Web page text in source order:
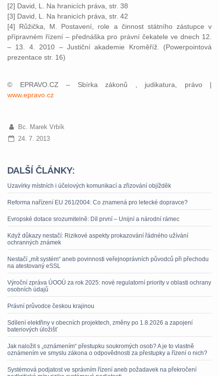
[2] David, L. Na hranicích práva, str. 38
[3] David, L. Na hranicích práva, str. 42
[4] Růžička, M. Postavení, role a činnost státního zástupce v
přípravném řízení – přednáška pro právní čekatele ve dnech 12.
– 13. 4. 2010 – Justiční akademie Kroměříž. (Powerpointová
prezentace str. 16)
© EPRAVO.CZ – Sbírka zákonů , judikatura, právo |
www.epravo.cz
Bc. Marek Vrbík
24. 7. 2013
DALŠÍ ČLÁNKY:
Uzavírky místních i účelových komunikací a zřizování objížděk
Reforma nařízení EU 261/2004: Co znamená pro letecké dopravce?
Evropské dotace srozumitelně: Díl první – Unijní a národní rámec
Když důkazy nestačí: Rizikové aspekty prokazování řádného užívání
ochranných známek
Nestačí „mít systém“ aneb povinnosti veřejnoprávních původců při přechodu
na atestovaný eSSL
Výroční zpráva ÚOOÚ za rok 2025: nové regulatorní priority v oblasti ochrany
osobních údajů
Právní průvodce českou krajinou
Sdílení elektřiny v obecních projektech, změny po 1.8.2026 a zapojení
bateriových úložišť
Jak naložit s „oznámením“ přestupku soukromých osob? A je to vlastně
oznámením ve smyslu zákona o odpovědnosti za přestupky a řízení o nich?
Systémová podjatost ve správním řízení aneb požadavek na překročení